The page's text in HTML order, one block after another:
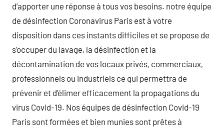
d’apporter une réponse à tous vos besoins. notre équipe
de désinfection Coronavirus Paris est à votre
disposition dans ces instants difficiles et se propose de
s’occuper du lavage, la désinfection et la
décontamination de vos locaux privés, commerciaux,
professionnels ou industriels ce qui permettra de
prévenir et d’élimer efficacement la propagations du
virus Covid-19. Nos équipes de désinfection Covid-19
Paris sont formées et bien munies sont prêtes à